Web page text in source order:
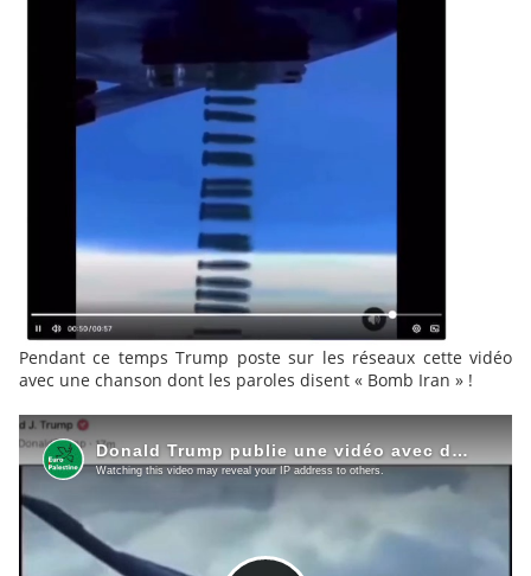
Pendant ce temps Trump poste sur les réseaux cette vidéo
avec une chanson dont les paroles disent « Bomb Iran » !